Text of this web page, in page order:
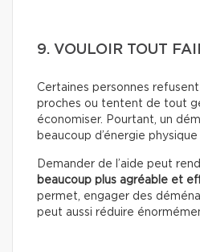
9. VOULOIR TOUT
Certaines personnes refusent
proches ou tentent de tout
économiser. Pourtant, un
beaucoup d’énergie
Demander de l’aide peut
beaucoup plus agréable et
permet, engager des
peut aussi réduire